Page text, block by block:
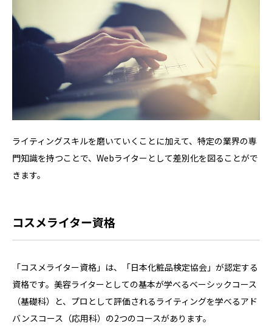
ライティングスキルを磨いていくことに加えて、特定の業界の専
門知識を持つことで、Webライターとして差別化を図ることがで
きます。
コスメライター資格
「コスメライター資格」は、「日本化粧品検定協会」が認定する
資格です。美容ライターとしての基本が学べるベーシックコース
（基礎科）と、プロとして評価されるライティングを学べるアド
バンスコース（応用科）の2つのコースがあります。